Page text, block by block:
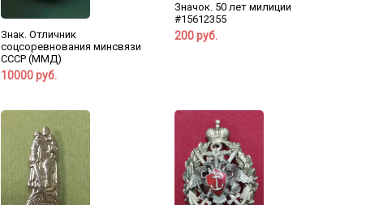
Знак. Отличник
соцсоревнования минсвязи
СССР (ММД)
10000 руб.
Значок. 50 лет милиции
#15612355
200 руб.